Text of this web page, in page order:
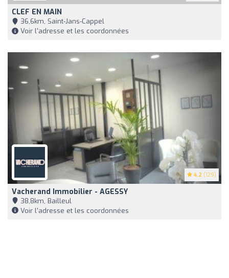
CLEF EN MAIN
36,6km, Saint-Jans-Cappel
Voir l'adresse et les coordonnées
4.2 (129)
Vacherand Immobilier - AGESSY
38,8km, Bailleul
Voir l'adresse et les coordonnées